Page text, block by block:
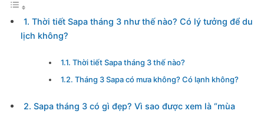
1. Thời tiết Sapa tháng 3 như thế nào? Có lý tưởng để du
lịch không?
1.1. Thời tiết Sapa tháng 3 thế nào?
1.2. Tháng 3 Sapa có mưa không? Có lạnh không?
2. Sapa tháng 3 có gì đẹp? Vì sao được xem là “mùa